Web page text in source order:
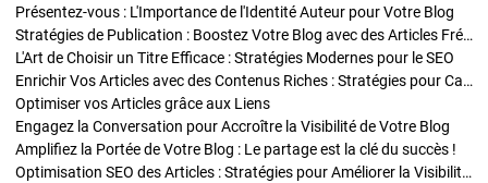
Présentez-vous : L'Importance de l'Identité Auteur pour Votre Blog
Stratégies de Publication : Boostez Votre Blog avec des Articles Fréquents et Exclusifs
L'Art de Choisir un Titre Efficace : Stratégies Modernes pour le SEO
Enrichir Vos Articles avec des Contenus Riches : Stratégies pour Captiver et Optimiser
Optimiser vos Articles grâce aux Liens
Engagez la Conversation pour Accroître la Visibilité de Votre Blog
Amplifiez la Portée de Votre Blog : Le partage est la clé du succès !
Optimisation SEO des Articles : Stratégies pour Améliorer la Visibilité de Votre Blog